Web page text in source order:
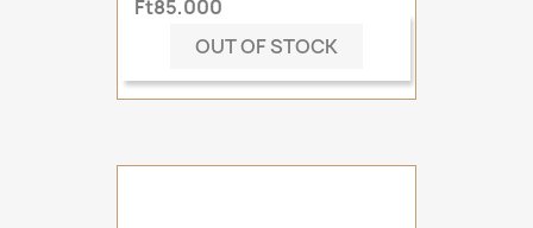
Ft85,000
OUT OF STOCK